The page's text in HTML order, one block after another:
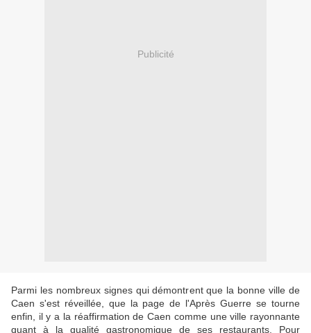
Publicité
Parmi les nombreux signes qui démontrent que la bonne ville de
Caen s'est réveillée, que la page de l'Après Guerre se tourne
enfin, il y a la réaffirmation de Caen comme une ville rayonnante
quant à la qualité gastronomique de ses restaurants. Pour